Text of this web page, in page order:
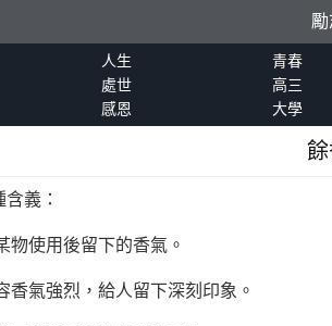
人生 青春
處世 高三
感恩 大學
義：
物使用後留下的香氣。
香氣強烈，給人留下深刻印象。